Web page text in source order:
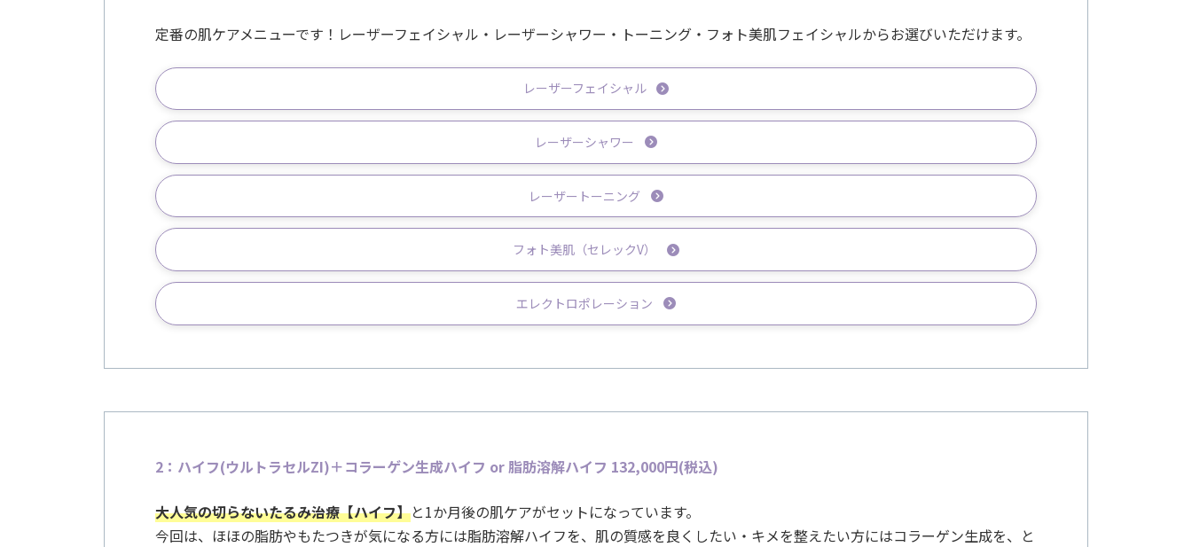
定番の肌ケアメニューです！レーザーフェイシャル・レーザーシャワー・トーニング・フォト美肌フェイシャルからお選びいただけます。
レーザーフェイシャル
レーザーシャワー
レーザートーニング
フォト美肌（セレックV）
エレクトロポレーション
2：ハイフ(ウルトラセルZI)＋コラーゲン生成ハイフ or 脂肪溶解ハイフ 132,000円(税込)
大人気の切らないたるみ治療【ハイフ】と1か月後の肌ケアがセットになっています。
今回は、ほほの脂肪やもたつきが気になる方には脂肪溶解ハイフを、肌の質感を良くしたい・キメを整えたい方にはコラーゲン生成を、と